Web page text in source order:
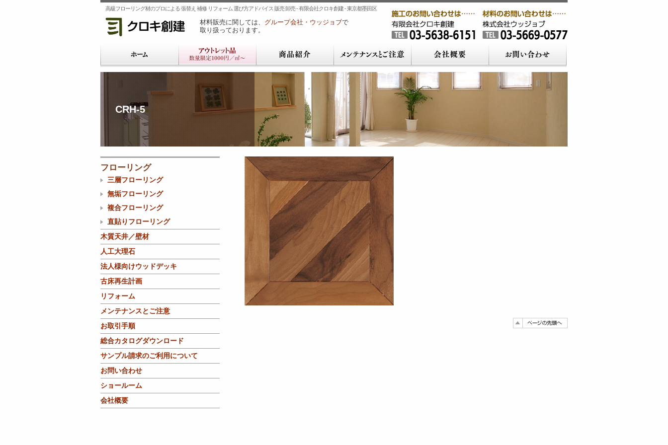
高級フローリング材のプロによる 張替え 補修 リフォーム 選び方アドバイス 販売 卸売 - 有限会社クロキ創建 - 東京都墨田区
材料販売に関しては、 グループ会社・ウッジョブで
取り扱っております。
CRH-5
フローリング
三層フローリング
無垢フローリング
複合フローリング
直貼りフローリング
木質天井／壁材
人工大理石
法人様向けウッドデッキ
古床再生計画
リフォーム
メンテナンスとご注意
お取引手順
総合カタログダウンロード
サンプル請求のご利用について
お問い合わせ
ショールーム
会社概要